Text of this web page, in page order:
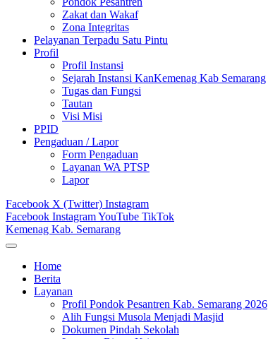
Zakat dan Wakaf
Zona Integritas
Pelayanan Terpadu Satu Pintu
Profil
Profil Instansi
Sejarah Instansi KanKemenag Kab Semarang
Tugas dan Fungsi
Tautan
Visi Misi
PPID
Pengaduan / Lapor
Form Pengaduan
Layanan WA PTSP
Lapor
Facebook X (Twitter) Instagram
Facebook InstagramYouTube TikTok
Kemenag Kab. Semarang
Home
Berita
Layanan
Profil Pondok Pesantren Kab. Semarang 2026
Alih Fungsi Musola Menjadi Masjid
Dokumen Pindah Sekolah